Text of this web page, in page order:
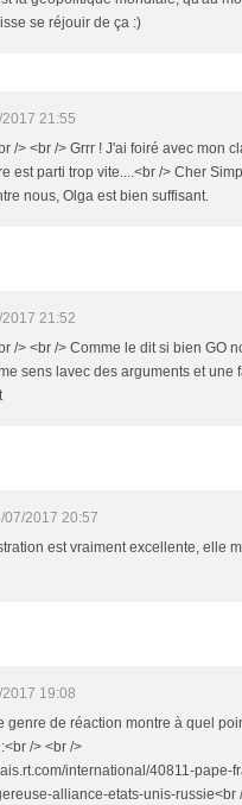
se réjouir de ça :)
21:55
/> <br /> Grrr ! J'ai foiré avec mon
est parti trop vite....<br /> Cher
nous, Olga est bien suffisant.
21:52
/> <br /> Comme le dit si bien GO
sens lavec des arguments et une
07/2017 20:57
est vraiment excellente, elle
19:08
genre de réaction montre à quel
/> <br />
international/40811-pape-
alliance-etats-unis-russie<br